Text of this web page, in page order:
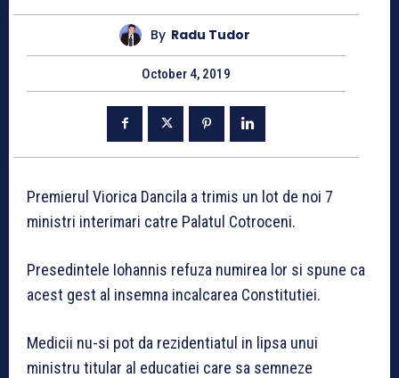
By Radu Tudor
October 4, 2019
Premierul Viorica Dancila a trimis un lot de noi 7
ministri interimari catre Palatul Cotroceni.
Presedintele Iohannis refuza numirea lor si spune ca
acest gest al insemna incalcarea Constitutiei.
Medicii nu-si pot da rezidentiatul in lipsa unui
ministru titular al educatiei care sa semneze